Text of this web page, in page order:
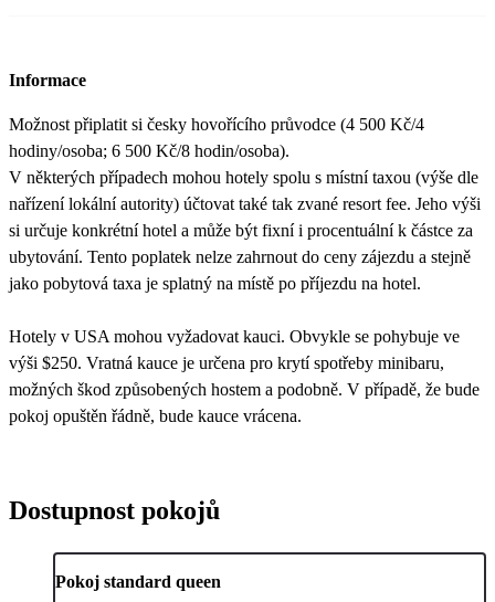
Informace
Možnost připlatit si česky hovořícího průvodce (4 500 Kč/4
hodiny/osoba; 6 500 Kč/8 hodin/osoba).
V některých případech mohou hotely spolu s místní taxou (výše dle
nařízení lokální autority) účtovat také tak zvané resort fee. Jeho výši
si určuje konkrétní hotel a může být fixní i procentuální k částce za
ubytování. Tento poplatek nelze zahrnout do ceny zájezdu a stejně
jako pobytová taxa je splatný na místě po příjezdu na hotel.
Hotely v USA mohou vyžadovat kauci. Obvykle se pohybuje ve
výši $250. Vratná kauce je určena pro krytí spotřeby minibaru,
možných škod způsobených hostem a podobně. V případě, že bude
pokoj opuštěn řádně, bude kauce vrácena.
Dostupnost pokojů
Pokoj standard queen